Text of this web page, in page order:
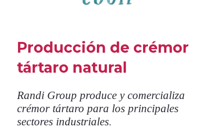
Producción de crémor
tártaro natural
Randi Group produce y comercializa
crémor tártaro para los principales
sectores industriales.